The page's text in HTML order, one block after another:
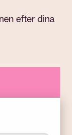
efter dina